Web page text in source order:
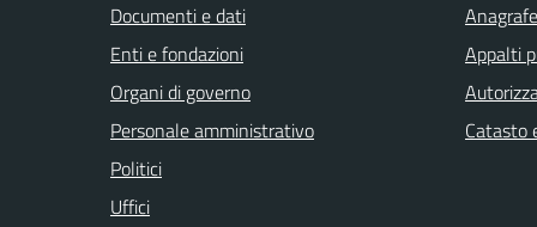
Documenti e dati
Enti e fondazioni
Organi di governo
Personale amministrativo
Politici
Uffici
Appalti
Catasto